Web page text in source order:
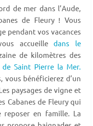
de mer dans l’Aude,
de Fleury ! Vous
pendant vos vacances
accueilledans le
de kilomètres des
Saint Pierre la Mer.
vous bénéficierez d’un
paysages de vigne et
Cabanes de Fleury qui
en famille. La